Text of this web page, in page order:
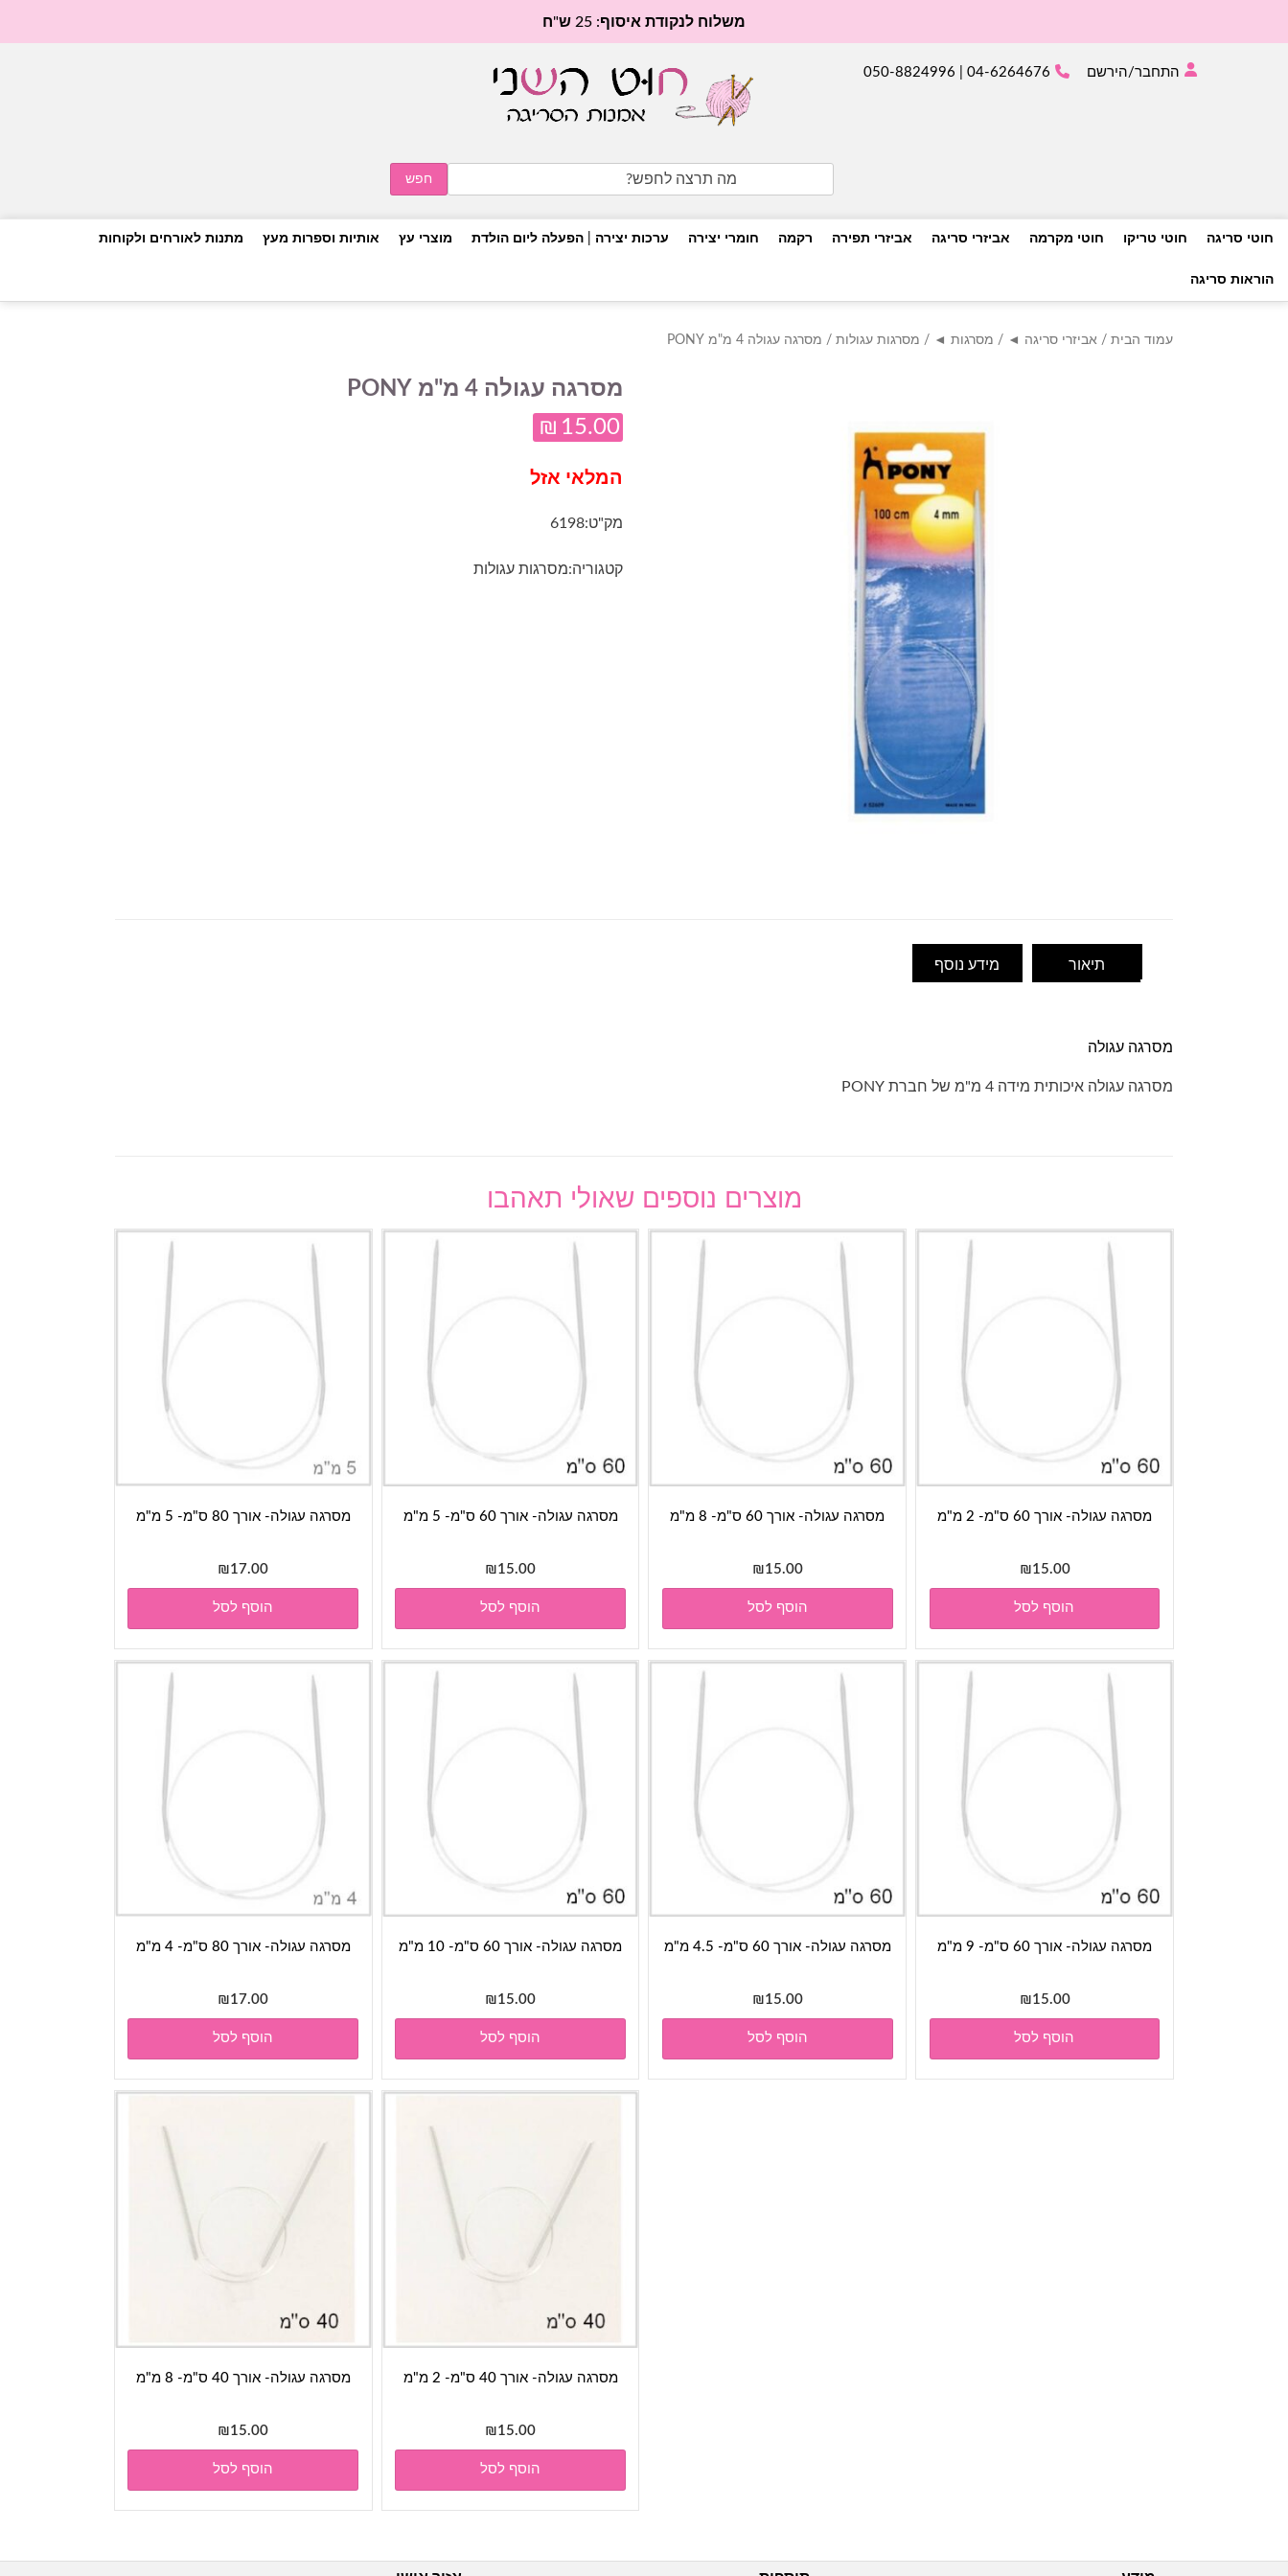
משלוח לנקודת איסוף: 25 ש"ח
for:
התחבר/הירשם 04-6264676 | 050-8824996
חוטי סריגה חוטי טריקו חוטי מקרמה אביזרי סריגה אביזרי תפירה רקמה חומרי יצירה ערכות יצירה | הפעלה ליום הולדת מוצרי עץ אותיות וספרות מעץ מתנות לאורחים ולקוחות
הוראות סריגה
עמוד הבית / אביזרי סריגה ◄ / מסרגות ◄ / מסרגות עגולות / מסרגה עגולה 4 מ"מ PONY
מסרגה עגולה 4 מ"מ PONY
₪ 15.00
המלאי אזל
מק"ט:6198
קטגוריה:מסרגות עגולות
תיאור מידע נוסף
מסרגה עגולה
מסרגה עגולה איכותית מידה 4 מ"מ של חברת PONY
מוצרים נוספים שאולי תאהבו
מסרגה עגולה- אורך 80 ס"מ- 5 מ"מ
₪17.00
הוסף לסל
מסרגה עגולה- אורך 60 ס"מ- 5 מ"מ
₪15.00
הוסף לסל
מסרגה עגולה- אורך 60 ס"מ- 8 מ"מ
₪15.00
הוסף לסל
מסרגה עגולה- אורך 60 ס"מ- 2 מ"מ
₪15.00
הוסף לסל
מסרגה עגולה- אורך 80 ס"מ- 4 מ"מ
₪17.00
הוסף לסל
מסרגה עגולה- אורך 60 ס"מ- 10 מ"מ
₪15.00
הוסף לסל
מסרגה עגולה- אורך 60 ס"מ- 4.5 מ"מ
₪15.00
הוסף לסל
מסרגה עגולה- אורך 60 ס"מ- 9 מ"מ
₪15.00
הוסף לסל
מסרגה עגולה- אורך 40 ס"מ- 8 מ"מ
₪15.00
הוסף לסל
מסרגה עגולה- אורך 40 ס"מ- 2 מ"מ
₪15.00
הוסף לסל